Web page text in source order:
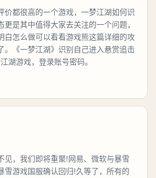
价都很高的一个游戏，一梦江湖如何识
是其中值得大家去关注的一个问题，
白怎么做可以看看游戏熊这篇详细的攻
。《一梦江湖》识别自己进入悬赏追击
湖游戏，登录账号密码。
见，我们即将重聚!网易、微软与暴雪
雪游戏国服确认回归!久等了，所有的